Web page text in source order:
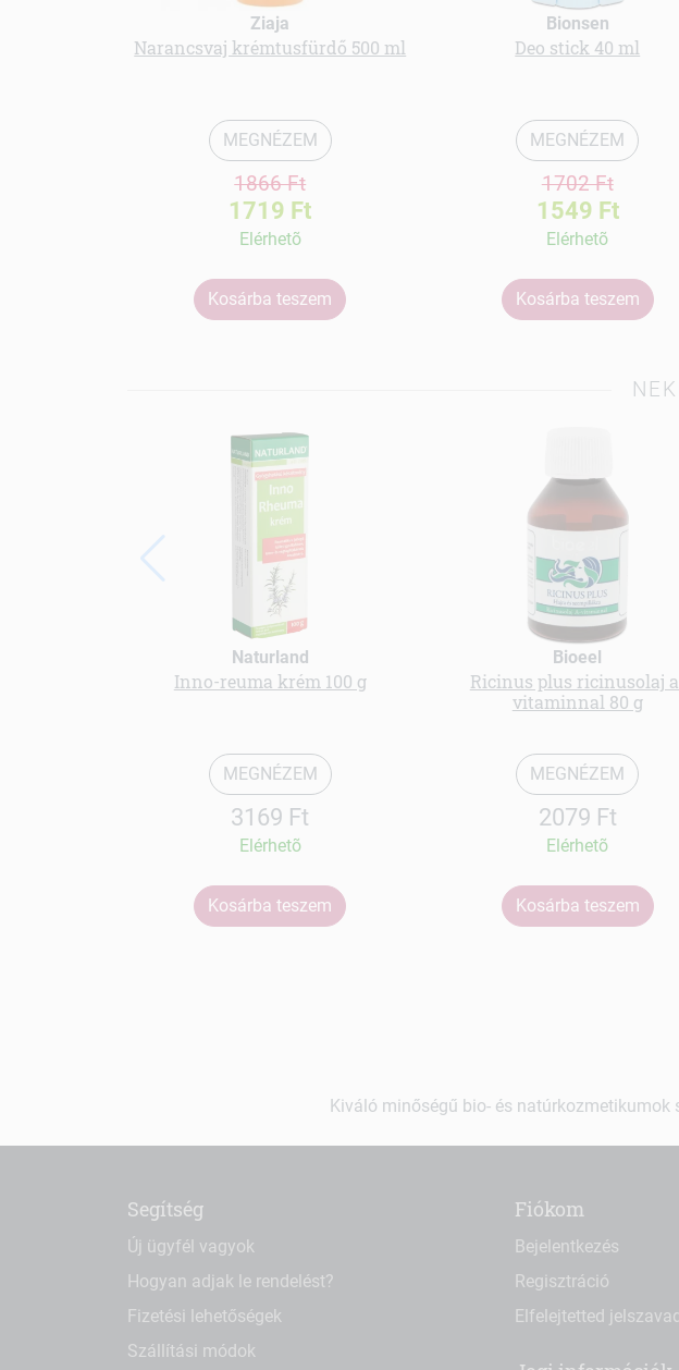
Ziaja
Narancsvaj krémtusfürdő 500 ml
MEGNÉZEM
1866 Ft
1719 Ft
Elérhetõ
Kosárba teszem
Bionsen
Deo stick 40 ml
MEGNÉZEM
1702 Ft
1549 Ft
Elérhetõ
Kosárba teszem
Naturland
Inno-reuma krém 100 g
MEGNÉZEM
3169 Ft
Elérhetõ
Kosárba teszem
Bioeel
Ricinus plus ricinusolaj
vitaminnal 80 g
MEGNÉZEM
2079 Ft
Elérhetõ
Kosárba teszem
Kiváló minőségű bio- és
Segítség
Új ügyfél vagyok
Hogyan adjak le rendelést?
Fizetési lehetőségek
Szállítási módok
Fiókom
Bejelentkezés
Regisztráció
Elfelejtetted